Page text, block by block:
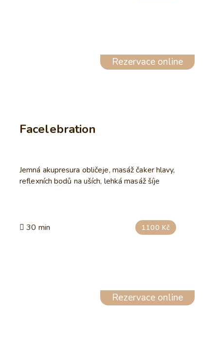
Rezervace online
Facelebration
Jemná akupresura obličeje, masáž čaker hlavy,
reflexních bodů na uších, lehká masáž šíje
30 min 1100 Kč
Rezervace online